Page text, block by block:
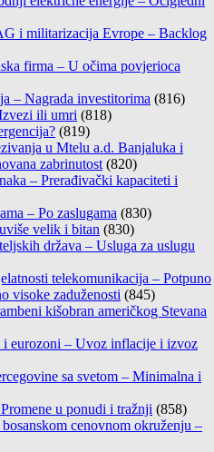
i militarizacija Evrope – Backlog
firma – U očima povjerioca
– Nagrada investitorima (816)
ili umri (818)
(819)
u Mtelu a.d. Banjaluka i
zabrinutost (820)
– Prerađivački kapaciteti i
– Po zaslugama (830)
velik i bitan (830)
država – Usluga za uslugu
telekomunikacija – Potpuno
visoke zaduženosti (845)
kišobran američkog Stevana
eurozoni – Uvoz inflacije i izvoz
sa svetom – Minimalna i
u ponudi i tražnji (858)
cenovnom okruženju –